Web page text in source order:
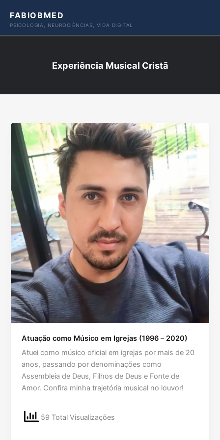
paraFABIOBMED
PSICOLOGIA, NEUROCIÊNCIAS, VIDA DIGITAL
Experiência Musical Cristã
Atuação como Músico em Igrejas (1996 – 2020)
Atuei como músico oficial em igrejas por mais de 20
anos, passando por denominações como
Assembleia de Deus, Filhos de Deus e Fonte de
Amor. Confira minha trajetória musical no louvor!
59 Total Visualizações